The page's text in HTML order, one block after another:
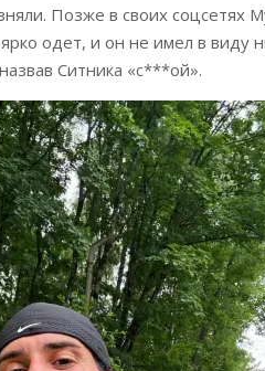
Позже в своих соцсетях
одет, и он не имел в виду
Ситника «с***ой».